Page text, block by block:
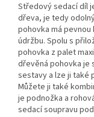
Středový sedací díl
dřeva, je tedy
pohovka má
údržbu. Spolu s
pohovka z palet
dřevěná pohovka je
sestavy a lze ji také
Můžete ji také
je podnožka a
sedací soupravu